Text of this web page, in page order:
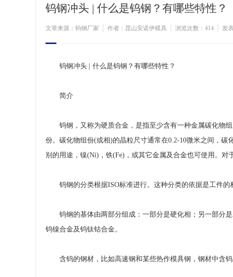
钨钢冲头 | 什么是钨钢？有哪些特性？
文章来源： 钨钢厂家 作者：昆山安诺伊模具 浏览次数： 414 发
钨钢冲头 | 什么是钨钢？有哪些特性？
简介
钨钢，又称为硬质合金，是指至少含有一种金属碳化物组
份。碳化物组份(或相)的晶粒尺寸通常在0.2-10微米之间，
别的用途，镍(Ni)，铁(Fe)，或其它金属及合金也可使用。对
钨钢的分类根据ISO标准进行。这种分类的依据是工件的
钨钢的基体由两部分组成：一部分是硬化相；另一部分是
钨镍合金及钨钛钴合金。
含钨的钢材，比如高速钢和某些热作模具钢，钢材中含钨